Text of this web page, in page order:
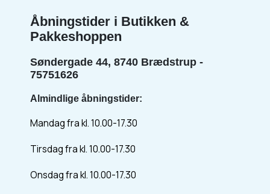
Åbningstider i Butikken &
Pakkeshoppen
Søndergade 44, 8740 Brædstrup -
75751626
Almindlige åbningstider:
Mandag fra kl. 10.00-17.30
Tirsdag fra kl. 10.00-17.30
Onsdag fra kl. 10.00-17.30